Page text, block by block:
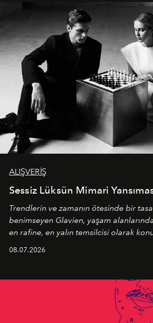
ALIŞVERİŞ
Sessiz Lüksün Mimari
Trendlerin ve zamanın ötesinde bir
benimseyen Glavien, yaşam
en rafine, en yalın temsilcisi olarak
08.07.2026